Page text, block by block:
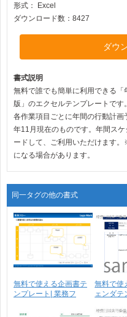
形式：
Excel
ダウンロード数：8427
ダウ
書式説明
無料で誰でも簡単に利用できる
版」のエクセルテンプレートです
各作業項目ごとに年間の行動計
年11月現在のものです。年間ス
ードして、ご利用いただけます
になる場合があります。
同一タグの他の書式
無料で使える企画書テ
ンプレート| 業務フ
無料で使
ェンダテ